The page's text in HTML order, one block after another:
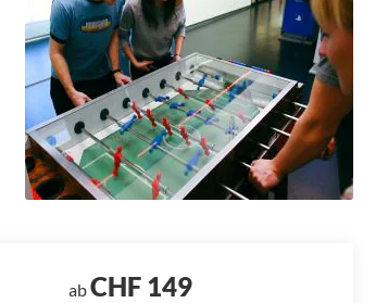
abCHF 149